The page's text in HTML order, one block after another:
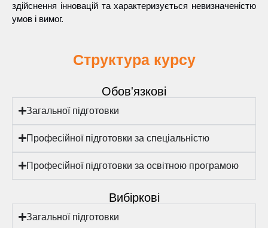
здійснення інновацій та характеризується невизначеністю
умов і вимог.
Структура курсу
Обов'язкові
Загальної підготовки
Професійної підготовки за спеціальністю
Професійної підготовки за освітною програмою
Вибіркові
Загальної підготовки